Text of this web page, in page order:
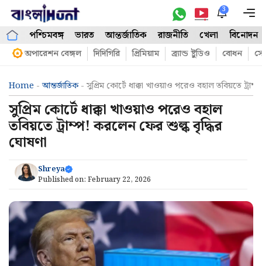
Skip
content
3
পশ্চিমবঙ্গ ভারত আন্তর্জাতিক রাজনীতি খেলা বিনোদন
অপারেশন বেঙ্গল দিদিগিরি প্রিমিয়াম ব্র্যান্ড ষ্টুডিও বোধন
Home -আন্তর্জাতিক- সুপ্রিম কোর্টে ধাক্কা খাওয়াও পরেও বহাল তবিয়তে
সুপ্রিম কোর্টে ধাক্কা খাওয়াও পরেও বহাল
তবিয়তে ট্রাম্প! করলেন ফের শুল্ক বৃদ্ধির
ঘোষণা
Shreya
Published on: February 22, 2026